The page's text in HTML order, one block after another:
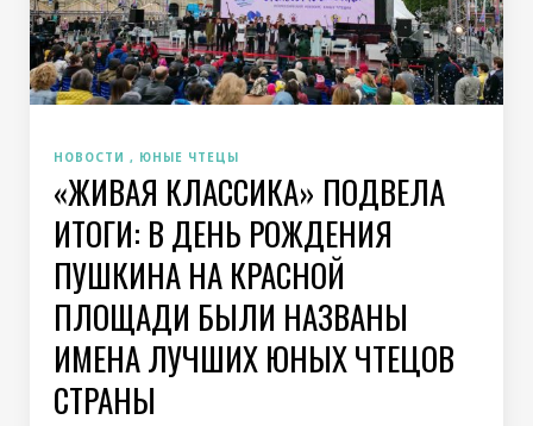
НОВОСТИ ЮНЫЕ ЧТЕЦЫ
«ЖИВАЯ КЛАССИКА» ПОДВЕЛА
ИТОГИ: В ДЕНЬ РОЖДЕНИЯ
ПУШКИНА НА КРАСНОЙ
ПЛОЩАДИ БЫЛИ НАЗВАНЫ
ИМЕНА ЛУЧШИХ ЮНЫХ ЧТЕЦОВ
СТРАНЫ